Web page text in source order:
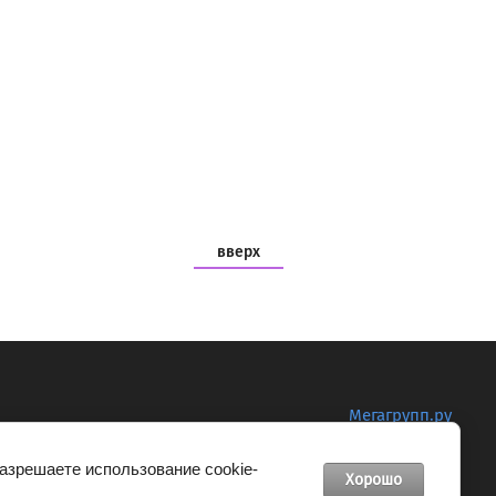
вверх
Мегагрупп.ру
использование cookie-
Хорошо